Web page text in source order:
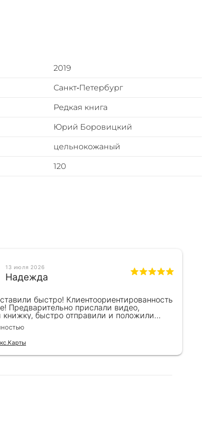
или
«Се,
—
белого к
2019
Санкт‑Петербург
Редкая книга
Юрий Боровицкий
цельнокожаный
120
13 июля 2026
Надежда
быстро! Клиентоориентированность
Предварительно прислали видео,
книжку, быстро отправили и положили
Спасибо!!!